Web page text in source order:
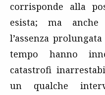
corrisponde alla
esista; ma anche
l’assenza
tempo hanno
catastrofi
un qualche